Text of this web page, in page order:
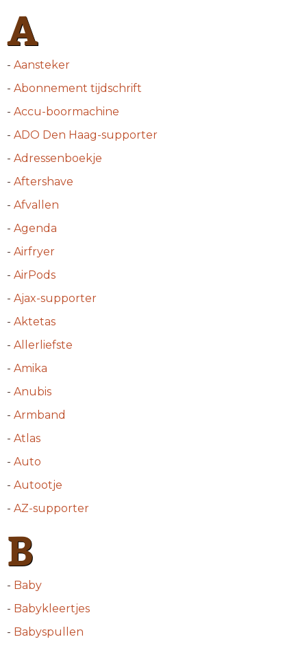
A
- Aansteker
- Abonnement tijdschrift
- Accu-boormachine
- ADO Den Haag-supporter
- Adressenboekje
- Aftershave
- Afvallen
- Agenda
- Airfryer
- AirPods
- Ajax-supporter
- Aktetas
- Allerliefste
- Amika
- Anubis
- Armband
- Atlas
- Auto
- Autootje
- AZ-supporter
B
- Baby
- Babykleertjes
- Babyspullen